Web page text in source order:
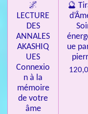
🌌
LECTURE
DES
ANNALES
AKASHIQ
UES
Connexio
n à la
mémoire
de votre
âme
🔮
ue